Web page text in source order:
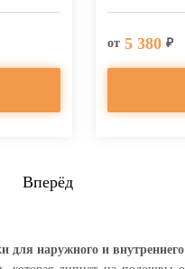
от 5 380 ₽
Вперёд
наружного и